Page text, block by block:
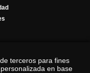
terceros para fines
en base